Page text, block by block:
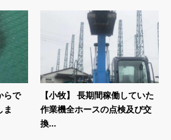
らで
ま
【小牧】 長期間稼働していた
作業機全ホースの点検及び交
換...